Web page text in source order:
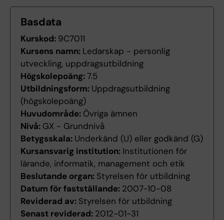
Basdata
Kurskod: 9C7011
Kursens namn: Ledarskap - personlig
utveckling, uppdragsutbildning
Högskolepoäng:7.5
Utbildningsform: Uppdragsutbildning
(högskolepoäng)
Huvudområde: Övriga ämnen
Nivå: GX - Grundnivå
Betygsskala: Underkänd (U) eller godkänd (G)
Kursansvarig institution: Institutionen för
lärande, informatik, management och etik
Beslutande organ: Styrelsen för utbildning
Datum för fastställande: 2007-10-08
Reviderad av: Styrelsen för utbildning
Senast reviderad: 2012-01-31